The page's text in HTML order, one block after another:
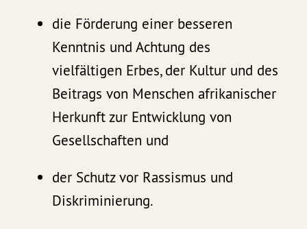
die Förderung einer besseren
Kenntnis und Achtung des
vielfältigen Erbes, der Kultur und des
Beitrags von Menschen afrikanischer
Herkunft zur Entwicklung von
Gesellschaften und
der Schutz vor Rassismus und
Diskriminierung.